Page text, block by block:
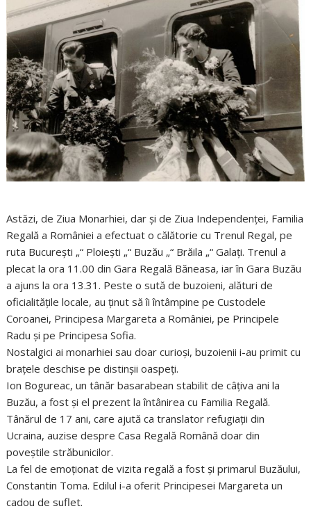
Astăzi, de Ziua Monarhiei, dar și de Ziua Independenței, Familia
Regală a României a efectuat o călătorie cu Trenul Regal, pe
ruta București „“ Ploiești „“ Buzău „“ Brăila „“ Galați. Trenul a
plecat la ora 11.00 din Gara Regală Băneasa, iar în Gara Buzău
a ajuns la ora 13.31. Peste o sută de buzoieni, alături de
oficialitățile locale, au ținut să îi întâmpine pe Custodele
Coroanei, Principesa Margareta a României, pe Principele
Radu și pe Principesa Sofia.
Nostalgici ai monarhiei sau doar curioși, buzoienii i-au primit cu
brațele deschise pe distinșii oaspeți.
Ion Bogureac, un tânăr basarabean stabilit de câțiva ani la
Buzău, a fost și el prezent la întânirea cu Familia Regală.
Tânărul de 17 ani, care ajută ca translator refugiații din
Ucraina, auzise despre Casa Regală Română doar din
poveștile străbunicilor.
La fel de emoționat de vizita regală a fost și primarul Buzăului,
Constantin Toma. Edilul i-a oferit Principesei Margareta un
cadou de suflet.